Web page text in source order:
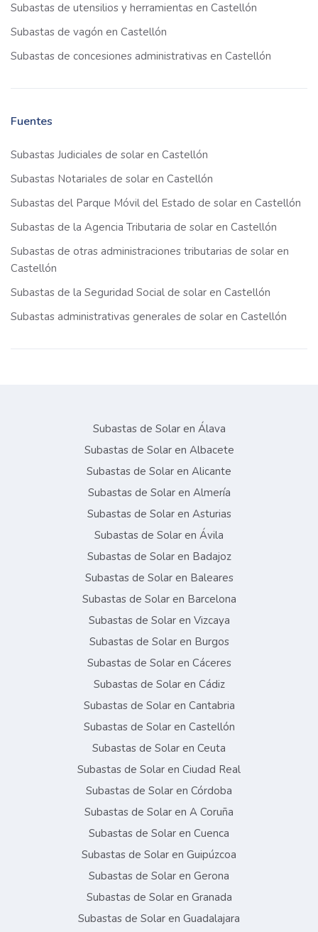
Subastas de utensilios y herramientas en Castellón
Subastas de vagón en Castellón
Subastas de concesiones administrativas en Castellón
Fuentes
Subastas Judiciales de solar en Castellón
Subastas Notariales de solar en Castellón
Subastas del Parque Móvil del Estado de solar en Castellón
Subastas de la Agencia Tributaria de solar en Castellón
Subastas de otras administraciones tributarias de solar en
Castellón
Subastas de la Seguridad Social de solar en Castellón
Subastas administrativas generales de solar en Castellón
Subastas de Solar en Álava
Subastas de Solar en Albacete
Subastas de Solar en Alicante
Subastas de Solar en Almería
Subastas de Solar en Asturias
Subastas de Solar en Ávila
Subastas de Solar en Badajoz
Subastas de Solar en Baleares
Subastas de Solar en Barcelona
Subastas de Solar en Vizcaya
Subastas de Solar en Burgos
Subastas de Solar en Cáceres
Subastas de Solar en Cádiz
Subastas de Solar en Cantabria
Subastas de Solar en Castellón
Subastas de Solar en Ceuta
Subastas de Solar en Ciudad Real
Subastas de Solar en Córdoba
Subastas de Solar en A Coruña
Subastas de Solar en Cuenca
Subastas de Solar en Guipúzcoa
Subastas de Solar en Gerona
Subastas de Solar en Granada
Subastas de Solar en Guadalajara